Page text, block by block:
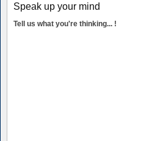
Speak up your mind
Tell us what you're thinking... !